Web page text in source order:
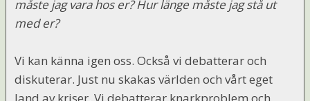
måste jag vara hos er? Hur länge måste jag stå ut
med er?
Vi kan känna igen oss. Också vi debatterar och
diskuterar. Just nu skakas världen och vårt eget